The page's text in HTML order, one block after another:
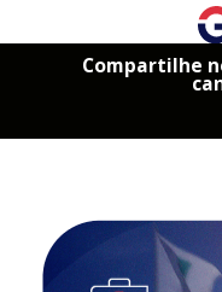
Compartilhe